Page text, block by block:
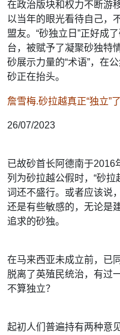
在政治版块和权力不断游
以当年的眼光看待自己，
盟友。“砂独立日”正好成
台，被赋予了凝聚砂独特
砂展示力量的“术语”，在
砂正在抬头。
詹雪梅.砂拉越真正“独立”了
26/07/2023
已故砂首长阿德南于2016
列为砂拉越公假时，“砂拉
词还不盛行。或者应该说
还是有些敏感的，无论是
追求的砂独。
在马来西亚未成立前，已
脱离了英殖民统治，有过
不算独立？
起初人们普遍持有两种意